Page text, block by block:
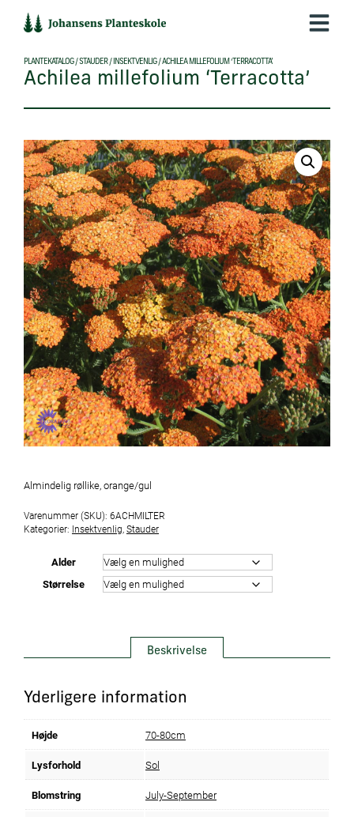
indholdet
PLANTEKATALOG/STAUDER/ INSEKTVENLIG/ACHILEA MILLEFOLIUM ‘TERRACOTTA’
Achilea millefolium ‘Terracotta’
Almindelig røllike, orange/gul
Varenummer (SKU): 6ACHMILTER
Kategorier: Insektvenlig Stauder
Alder
Størrelse
Beskrivelse
Yderligere information
Højde 70-80cm
Lysforhold Sol
Blomstring July-September